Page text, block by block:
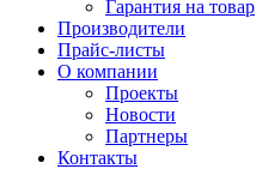
Гарантия на товар
Производители
Прайс-листы
О компании
Проекты
Новости
Партнеры
Контакты